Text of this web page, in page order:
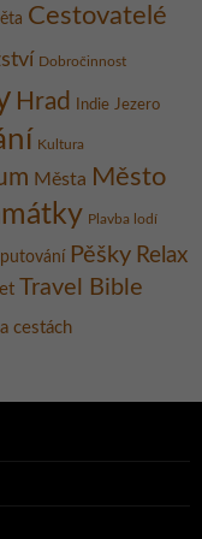
Cestovatelé
Dobročinnost
Hrad Indie Jezero
Kultura
Města Město
Plavba lodí
putování Pěšky Relax
Travel Bible
cestách